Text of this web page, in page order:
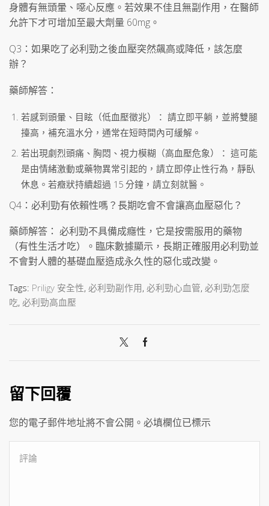
身體有無頭暈、噁心反應。若效果不佳且無副作用，在醫師
允許下才可增加至最大劑量 60mg。
Q3：如果吃了必利勁之後血壓突然飆高或降低，該怎麼
辦？
藥師解答：
若感到頭暈、目眩（低血壓徵兆）： 請立即平躺，並將雙腿
擡高，補充溫水分，通常在短時間內可緩解。
若出現劇烈頭痛、胸悶、視力模糊（高血壓危象）： 這可能
是由情緒激動或藥物異常引起的，請立即停止性行為，靜臥
休息。若癥狀持續超過 15 分鐘，請立刻就醫。
Q4：必利勁有依賴性嗎？長期吃會不會讓高血壓惡化？
藥師解答： 必利勁不具備成癮性，它是按需服用的藥物
（有性生活才吃）。臨床數據顯示，長期正確服用必利勁並
不會對人體的基礎血壓造成永久性的惡化或改變。
Tags: Priligy 安全性, 必利勁副作用, 必利勁心血管, 必利勁怎麼
吃, 必利勁高血壓
留下回覆
您的電子郵件地址將不會公開。必填欄位已標示